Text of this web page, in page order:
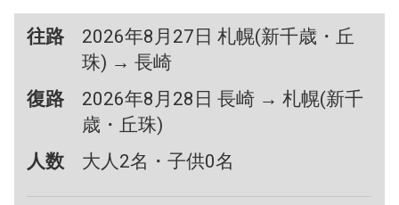
往路
2026年8月27日 札幌(新千歳・丘
珠) → 長崎
復路
2026年8月28日 長崎 → 札幌(新千
歳・丘珠)
人数
大人2名・子供0名